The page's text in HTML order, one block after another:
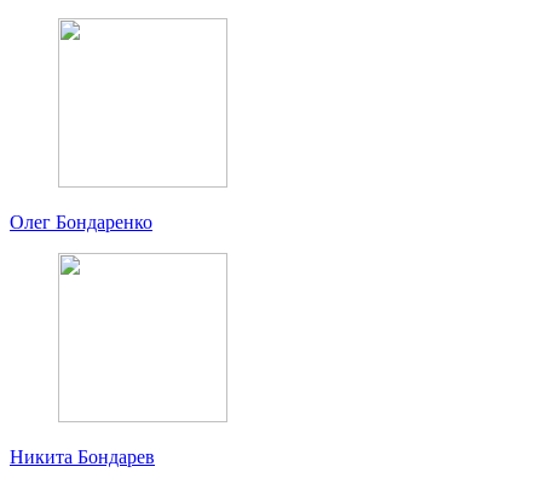
Олег Бондаренко
Никита Бондарев